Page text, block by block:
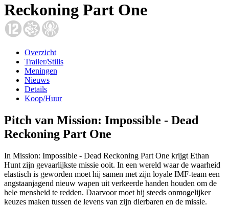
Reckoning Part One
Overzicht
Trailer/Stills
Meningen
Nieuws
Details
Koop/Huur
Pitch van Mission: Impossible - Dead
Reckoning Part One
In Mission: Impossible - Dead Reckoning Part One krijgt Ethan
Hunt zijn gevaarlijkste missie ooit. In een wereld waar de waarheid
elastisch is geworden moet hij samen met zijn loyale IMF-team een
angstaanjagend nieuw wapen uit verkeerde handen houden om de
hele mensheid te redden. Daarvoor moet hij steeds onmogelijker
keuzes maken tussen de levens van zijn dierbaren en de missie.